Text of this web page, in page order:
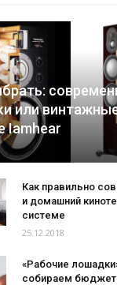
или
Iamhear
Как правильно
и домашний
системе
25.12.2018
«Рабочие
собираем